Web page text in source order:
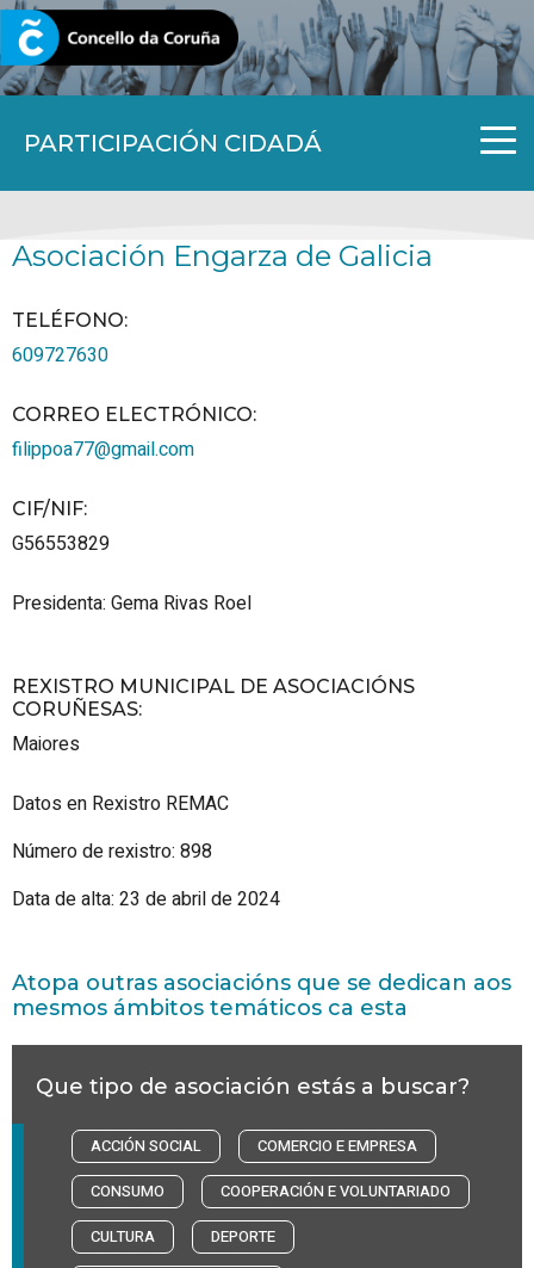
PARTICIPACIÓN CIDADÁ
CORUNA.GAL
Asociación Engarza de Galicia
TELÉFONO:
609727630
CORREO ELECTRÓNICO:
filippoa77@gmail.com
CIF/NIF:
G56553829
Presidenta: Gema Rivas Roel
REXISTRO MUNICIPAL DE ASOCIACIÓNS
CORUÑESAS:
Maiores
Datos en Rexistro REMAC
Número de rexistro: 898
Data de alta: 23 de abril de 2024
Atopa outras asociacións que se dedican aos
mesmos ámbitos temáticos ca esta
Que tipo de asociación estás a buscar?
ACCIÓN SOCIAL
COMERCIO E EMPRESA
CONSUMO
COOPERACIÓN E VOLUNTARIADO
CULTURA
DEPORTE